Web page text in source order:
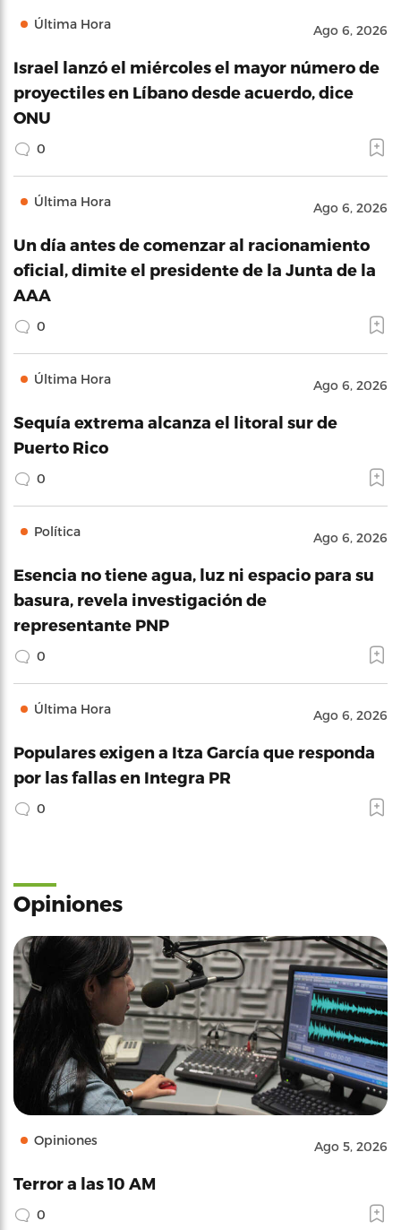
Última Hora Ago 6, 2026
Israel lanzó el miércoles el mayor número de
proyectiles en Líbano desde acuerdo, dice
ONU
0
Última Hora Ago 6, 2026
Un día antes de comenzar al racionamiento
oficial, dimite el presidente de la Junta de la
AAA
0
Última Hora Ago 6, 2026
Sequía extrema alcanza el litoral sur de
Puerto Rico
0
Política Ago 6, 2026
Esencia no tiene agua, luz ni espacio para su
basura, revela investigación de
representante PNP
0
Última Hora Ago 6, 2026
Populares exigen a Itza García que responda
por las fallas en Integra PR
0
Opiniones
Opiniones Ago 5, 2026
Terror a las 10 AM
0